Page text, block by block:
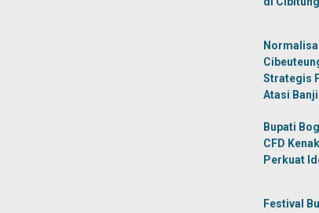
Strategis
Atasi
Bupati
CFD
Perkuat
Festival